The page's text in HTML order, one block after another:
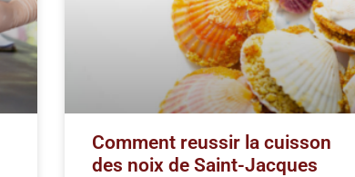
Comment reussir la cuisson
des noix de Saint-Jacques